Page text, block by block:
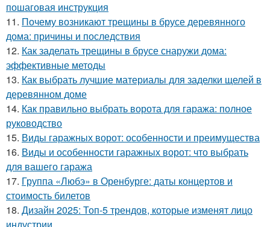
пошаговая инструкция
11. Почему возникают трещины в брусе деревянного
дома: причины и последствия
12. Как заделать трещины в брусе снаружи дома:
эффективные методы
13. Как выбрать лучшие материалы для заделки щелей в
деревянном доме
14. Как правильно выбрать ворота для гаража: полное
руководство
15. Виды гаражных ворот: особенности и преимущества
16. Виды и особенности гаражных ворот: что выбрать
для вашего гаража
17. Группа «Любэ» в Оренбурге: даты концертов и
стоимость билетов
18. Дизайн 2025: Топ-5 трендов, которые изменят лицо
индустрии